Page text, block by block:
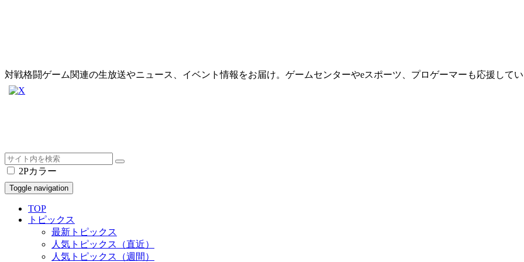
対戦格闘ゲーム関連の生放送やニュース、イベント情報をお届け。ゲームセンターやeスポーツ、プロゲーマーも応援して
2Pカラー
Toggle navigation
TOP
トピックス
最新トピックス
人気トピックス（直近）
人気トピックス（週間）